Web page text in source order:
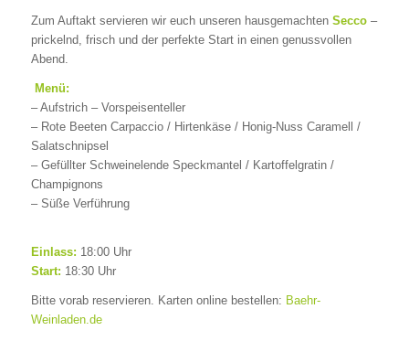
Zum Auftakt servieren wir euch unseren hausgemachten Secco–
prickelnd, frisch und der perfekte Start in einen genussvollen
Abend.
Menü:
– Aufstrich – Vorspeisenteller
– Rote Beeten Carpaccio / Hirtenkäse / Honig-Nuss Caramell /
Salatschnipsel
– Gefüllter Schweinelende Speckmantel / Kartoffelgratin /
Champignons
– Süße Verführung
Einlass: 18:00 Uhr
Start: 18:30 Uhr
Bitte vorab reservieren. Karten online bestellen: Baehr-
Weinladen.de